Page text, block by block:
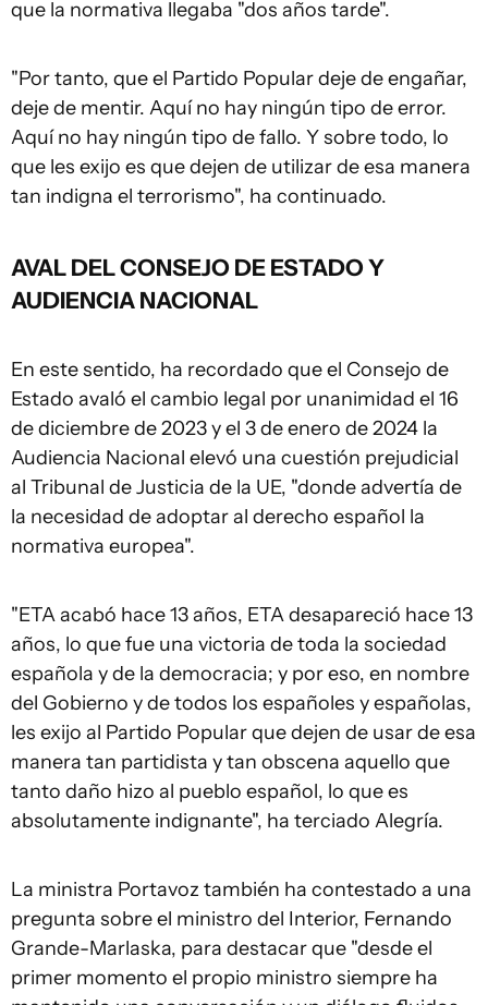
que la normativa llegaba "dos años tarde".
"Por tanto, que el Partido Popular deje de engañar,
deje de mentir. Aquí no hay ningún tipo de error.
Aquí no hay ningún tipo de fallo. Y sobre todo, lo
que les exijo es que dejen de utilizar de esa manera
tan indigna el terrorismo", ha continuado.
AVAL DEL CONSEJO DE ESTADO Y
AUDIENCIA NACIONAL
En este sentido, ha recordado que el Consejo de
Estado avaló el cambio legal por unanimidad el 16
de diciembre de 2023 y el 3 de enero de 2024 la
Audiencia Nacional elevó una cuestión prejudicial
al Tribunal de Justicia de la UE, "donde advertía de
la necesidad de adoptar al derecho español la
normativa europea".
"ETA acabó hace 13 años, ETA desapareció hace 13
años, lo que fue una victoria de toda la sociedad
española y de la democracia; y por eso, en nombre
del Gobierno y de todos los españoles y españolas,
les exijo al Partido Popular que dejen de usar de esa
manera tan partidista y tan obscena aquello que
tanto daño hizo al pueblo español, lo que es
absolutamente indignante", ha terciado Alegría.
La ministra Portavoz también ha contestado a una
pregunta sobre el ministro del Interior, Fernando
Grande-Marlaska, para destacar que "desde el
primer momento el propio ministro siempre ha